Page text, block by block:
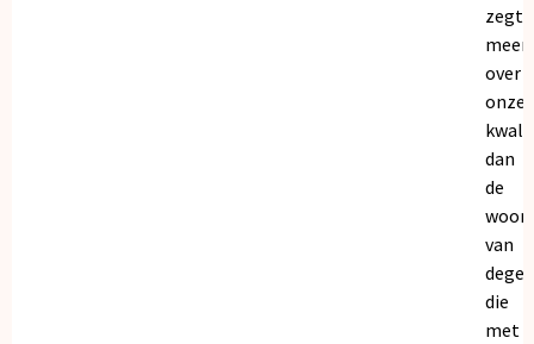
zegt
meer
over
onze
dan
de
van
die
met